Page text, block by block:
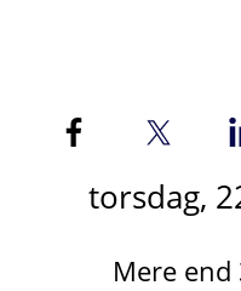
torsdag,
Mere end